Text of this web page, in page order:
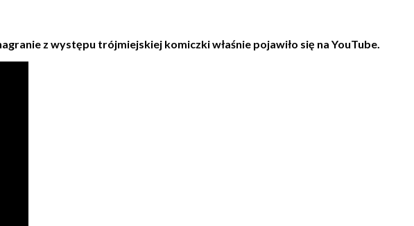
z występu trójmiejskiej komiczki właśnie pojawiło się na YouTube.